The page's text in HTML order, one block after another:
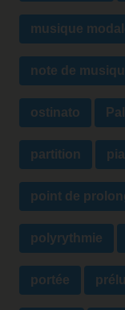
musique
note de
ostinato
partition
point de
polyrythmie
portée